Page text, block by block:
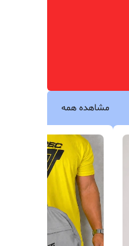
مشاهده همه